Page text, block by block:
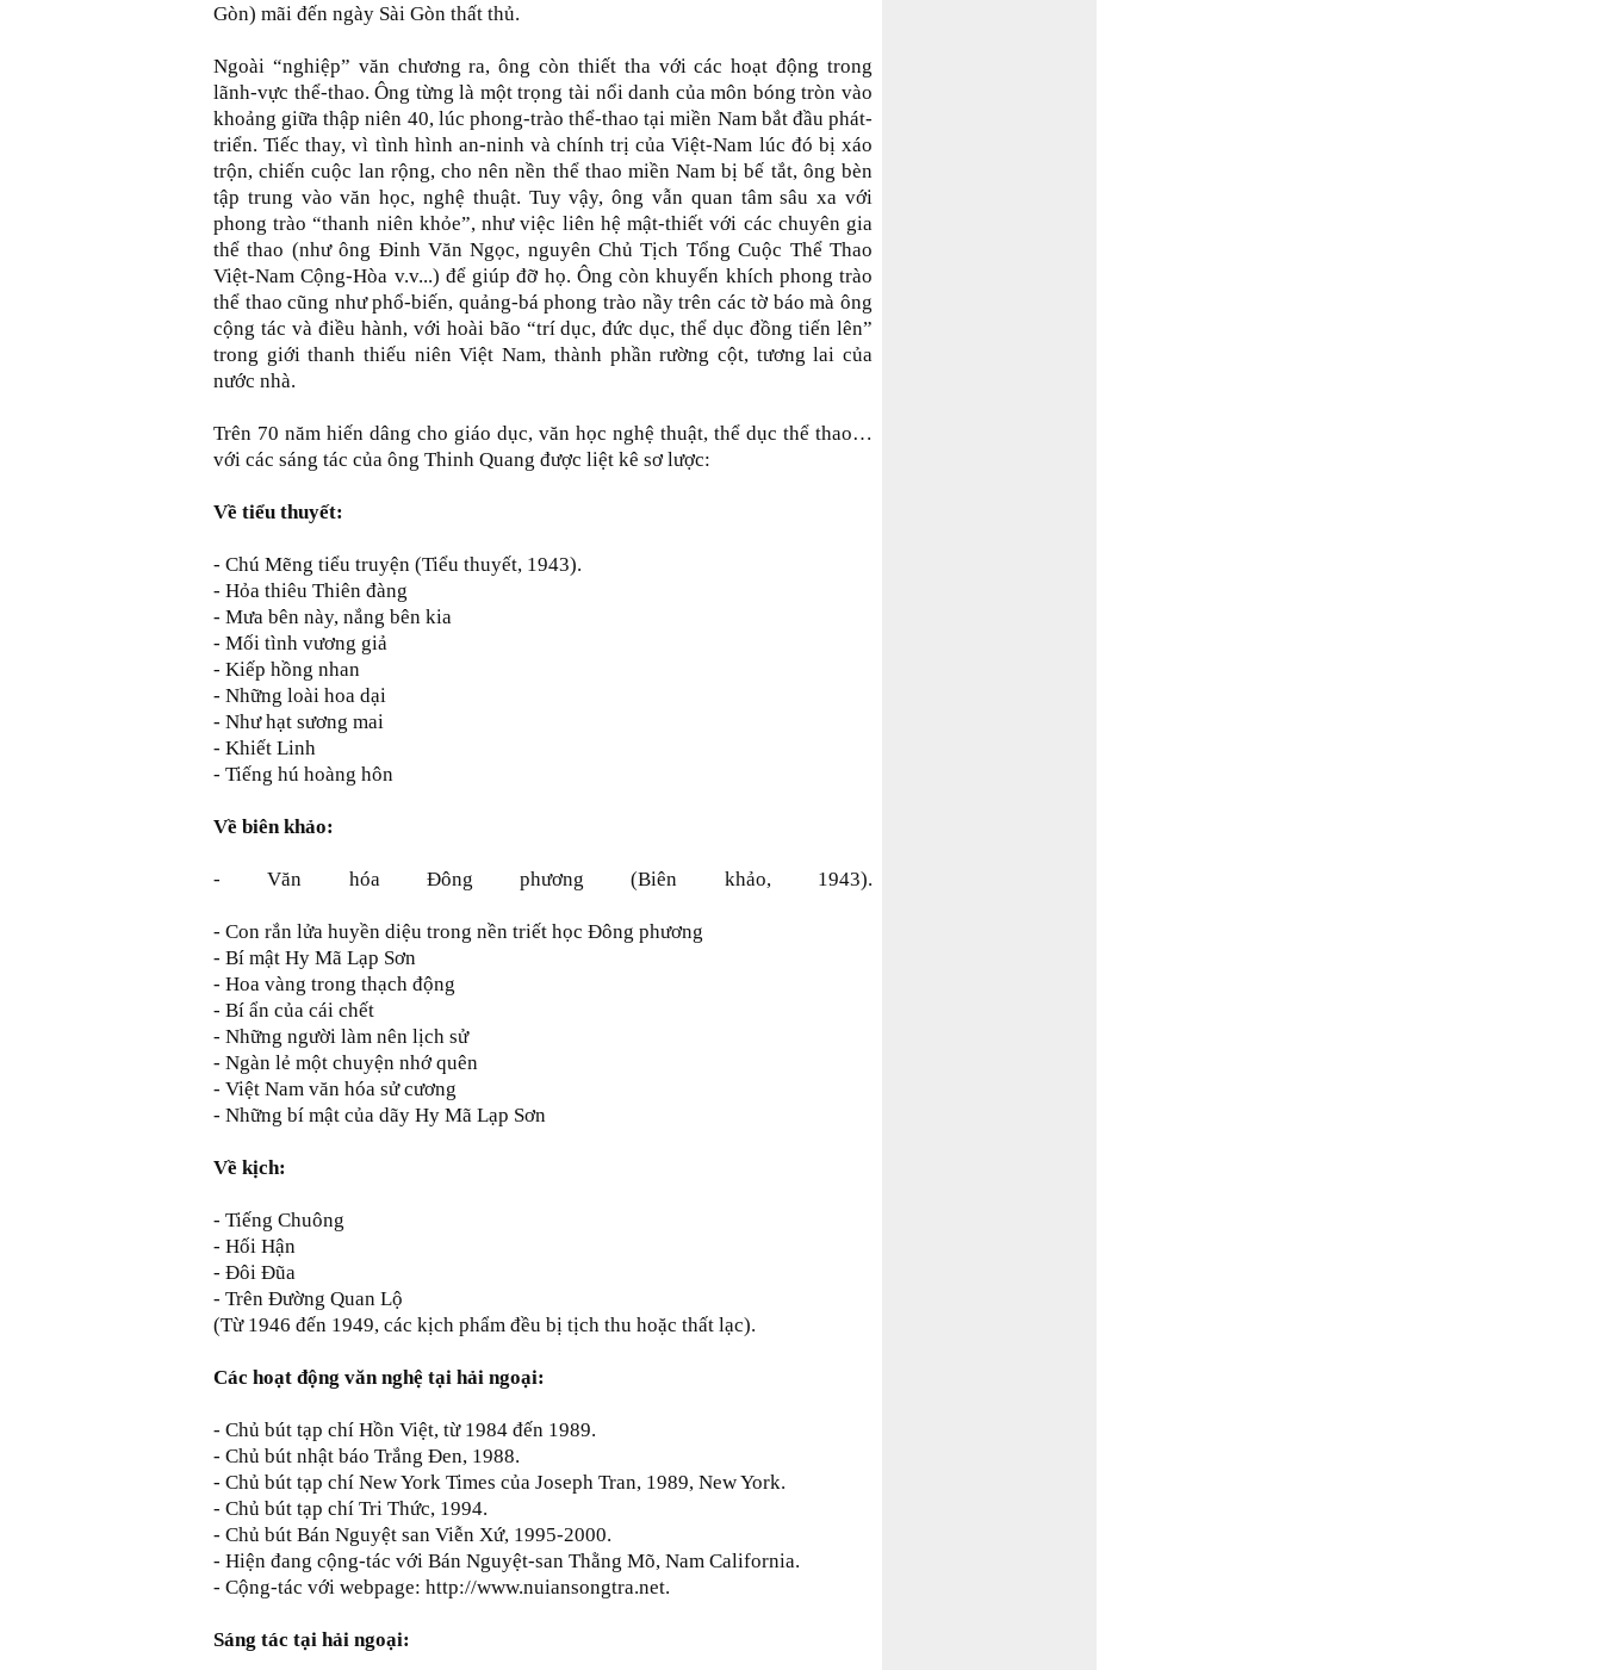
Gòn) mãi đến ngày Sài Gòn thất thủ.
Ngoài “nghiệp” văn chương ra, ông còn thiết tha với các hoạt động trong
lãnh-vực thể-thao. Ông từng là một trọng tài nổi danh của môn bóng tròn vào
khoảng giữa thập niên 40, lúc phong-trào thể-thao tại miền Nam bắt đầu phát-
triển. Tiếc thay, vì tình hình an-ninh và chính trị của Việt-Nam lúc đó bị xáo
trộn, chiến cuộc lan rộng, cho nên nền thể thao miền Nam bị bế tắt, ông bèn
tập trung vào văn học, nghệ thuật. Tuy vậy, ông vẫn quan tâm sâu xa với
phong trào “thanh niên khỏe”, như việc liên hệ mật-thiết với các chuyên gia
thể thao (như ông Đinh Văn Ngọc, nguyên Chủ Tịch Tổng Cuộc Thể Thao
Việt-Nam Cộng-Hòa v.v...) để giúp đỡ họ. Ông còn khuyến khích phong trào
thể thao cũng như phổ-biến, quảng-bá phong trào nầy trên các tờ báo mà ông
cộng tác và điều hành, với hoài bão “trí dục, đức dục, thể dục đồng tiến lên”
trong giới thanh thiếu niên Việt Nam, thành phần rường cột, tương lai của
nước nhà.
Trên 70 năm hiến dâng cho giáo dục, văn học nghệ thuật, thể dục thể thao…
với các sáng tác của ông Thinh Quang được liệt kê sơ lược:
Về tiểu thuyết:
- Chú Mẽng tiểu truyện (Tiểu thuyết, 1943).
- Hỏa thiêu Thiên đàng
- Mưa bên này, nắng bên kia
- Mối tình vương giả
- Kiếp hồng nhan
- Những loài hoa dại
- Như hạt sương mai
- Khiết Linh
- Tiếng hú hoàng hôn
Về biên khảo:
- Văn hóa Đông phương (Biên khảo, 1943).
- Con rắn lửa huyền diệu trong nền triết học Đông phương
- Bí mật Hy Mã Lạp Sơn
- Hoa vàng trong thạch động
- Bí ẩn của cái chết
- Những người làm nên lịch sử
- Ngàn lẻ một chuyện nhớ quên
- Việt Nam văn hóa sử cương
- Những bí mật của dãy Hy Mã Lạp Sơn
Về kịch:
- Tiếng Chuông
- Hối Hận
- Đôi Đũa
- Trên Đường Quan Lộ
(Từ 1946 đến 1949, các kịch phẩm đều bị tịch thu hoặc thất lạc).
Các hoạt động văn nghệ tại hải ngoại:
- Chủ bút tạp chí Hồn Việt, từ 1984 đến 1989.
- Chủ bút nhật báo Trắng Đen, 1988.
- Chủ bút tạp chí New York Times của Joseph Tran, 1989, New York.
- Chủ bút tạp chí Tri Thức, 1994.
- Chủ bút Bán Nguyệt san Viễn Xứ, 1995-2000.
- Hiện đang cộng-tác với Bán Nguyệt-san Thằng Mõ, Nam California.
- Cộng-tác với webpage: http://www.nuiansongtra.net.
Sáng tác tại hải ngoại: